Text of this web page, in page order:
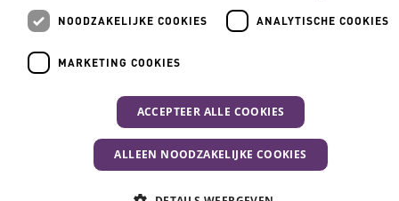
NOODZAKELIJKE COOKIES ANALYTISCHE COOKIES
MARKETING COOKIES
ACCEPTEER ALLE COOKIES
ALLEEN NOODZAKELIJKE COOKIES